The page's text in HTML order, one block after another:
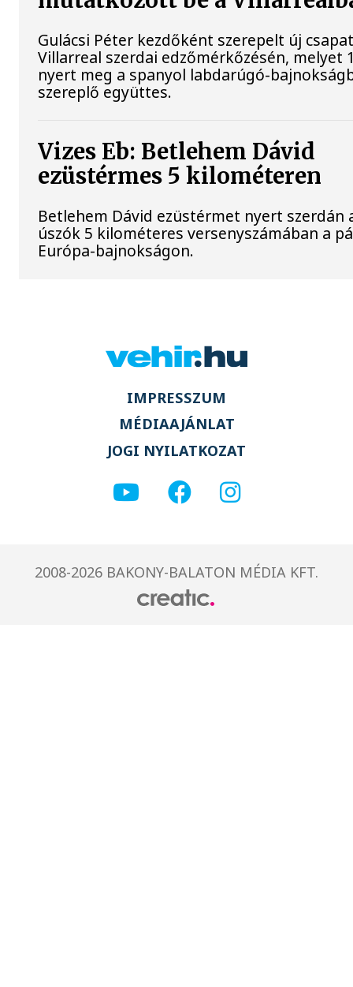
Gulácsi Péter kezdőként szerepelt új
Villarreal szerdai edzőmérkőzésén, melyet
nyert meg a spanyol labdarúgó-
szereplő együttes.
Vizes Eb: Betlehem Dávid
ezüstérmes 5 kilométeren
Betlehem Dávid ezüstérmet nyert szerdán
úszók 5 kilométeres versenyszámában a
Európa-bajnokságon.
IMPRESSZUM
MÉDIAAJÁNLAT
JOGI NYILATKOZAT
2008-2026 BAKONY-BALATON MÉDIA KFT.